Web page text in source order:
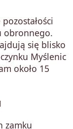
obronnego.
się blisko
Myślenic
około 15
zamku